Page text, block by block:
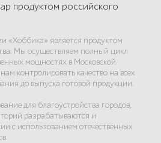
продуктом российского
«Хоббика» является продуктом
Мы осуществляем полный цикл
мощностях в Московской
контролировать качество на всех
до выпуска готовой продукции.
для благоустройства городов,
разрабатываются и
с использованием отечественных